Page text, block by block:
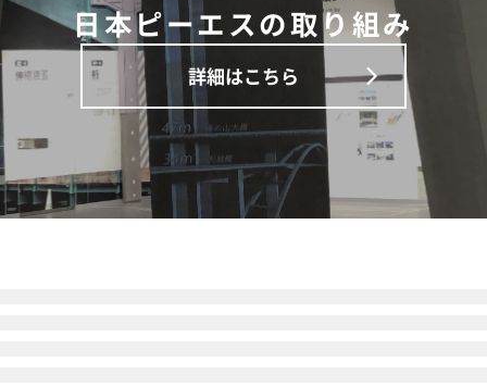
日本ピーエスの取り組み
詳細はこちら